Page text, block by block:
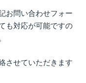
お問い合わせフォー
も対応が可能ですの
させていただきます